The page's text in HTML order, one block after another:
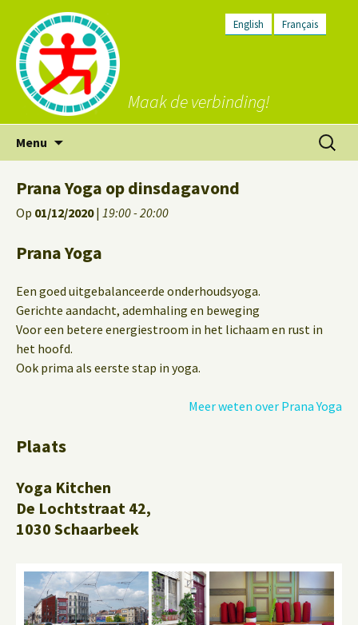
English Français
Maak de verbinding!
Menu
inhoud
Zoeken
naar:
Prana Yoga op dinsdagavond
Op 01/12/2020| 19:00 - 20:00
Prana Yoga
Een goed uitgebalanceerde onderhoudsyoga.
Gerichte aandacht, ademhaling en beweging
Voor een betere energiestroom in het lichaam en rust in
het hoofd.
Ook prima als eerste stap in yoga.
Meer weten over Prana Yoga
Plaats
Yoga Kitchen
De Lochtstraat 42,
1030 Schaarbeek